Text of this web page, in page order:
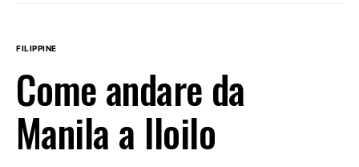
FILIPPINE
Come andare da
Manila a Iloilo